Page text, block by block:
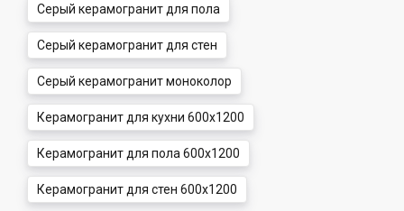
Серый керамогранит для пола
Серый керамогранит для стен
Серый керамогранит моноколор
Керамогранит для кухни 600x1200
Керамогранит для пола 600x1200
Керамогранит для стен 600x1200